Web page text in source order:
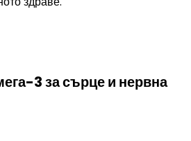
3 за сърце и нервна